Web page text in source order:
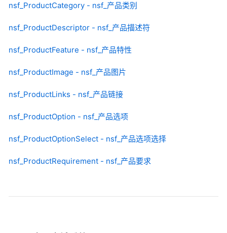
nsf_ProductCategory - nsf_产品类别
nsf_ProductDescriptor - nsf_产品描述符
nsf_ProductFeature - nsf_产品特性
nsf_ProductImage - nsf_产品图片
nsf_ProductLinks - nsf_产品链接
nsf_ProductOption - nsf_产品选项
nsf_ProductOptionSelect - nsf_产品选项选择
nsf_ProductRequirement - nsf_产品要求